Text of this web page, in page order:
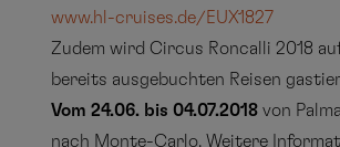
www.hl-cruises.de/EUX1827
Zudem wird Circus Roncalli 2018
bereits ausgebuchten Reisen
Vom 24.06. bis 04.07.2018 von
nach Monte-Carlo. Weitere